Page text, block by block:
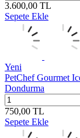
3.600,00 TL
Sepete Ekle
Yeni
PetChef Gourmet
Dondurma
750,00 TL
Sepete Ekle